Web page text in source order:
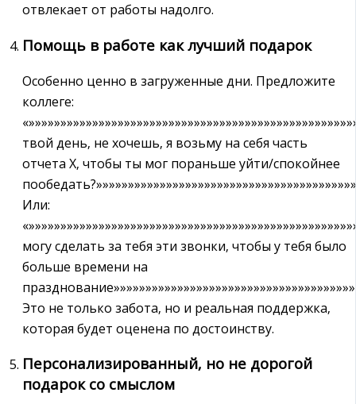
отвлекает от работы надолго.
Помощь в работе как лучший подарок
Особенно ценно в загруженные дни. Предложите
коллеге:
твой день‚ не хочешь‚ я возьму на себя часть
отчета X‚ чтобы ты мог пораньше уйти/спокойнее
Или:
могу сделать за тебя эти звонки‚ чтобы у тебя было
больше времени на
Это не только забота‚ но и реальная поддержка‚
которая будет оценена по достоинству.
Персонализированный‚ но не дорогой
подарок со смыслом